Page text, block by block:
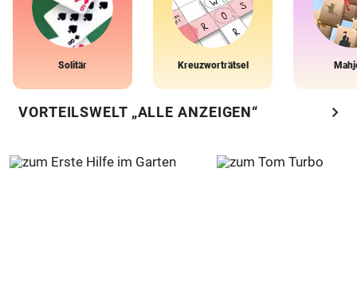
Solitär Kreuzworträtsel
VORTEILSWELT „ALLE ANZEIGEN“ chevron_right